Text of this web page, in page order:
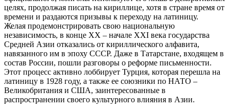
целях, продолжая писать на кириллице, хотя в стране время от
времени и раздаются призывы к переходу на латиницу.
Желая продемонстрировать свою национальную
независимость, в конце ХХ – начале XXI века государства
Средней Азии отказались от кириллического алфавита,
навязанного им в эпоху СССР. Даже в Татарстане, входящем в
состав России, пошли разговоры о реформе письменности.
Этот процесс активно лоббирует Турция, которая перешла на
латиницу в 1928 году, а также ее союзники по НАТО –
Великобритания и США, заинтересованные в
распространении своего культурного влияния в Азии.